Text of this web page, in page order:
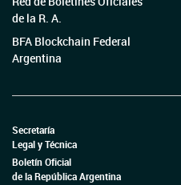
de la R. A.
BFA Blockchain Federal
Argentina
Secretaría
Legal y Técnica
Boletín Oficial
de la República Argentina